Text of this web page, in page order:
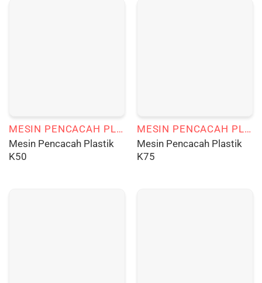
MESIN PENCACAH PLASTIK
Mesin Pencacah Plastik
K50
MESIN PENCACAH PLASTIK
Mesin Pencacah Plastik
K75